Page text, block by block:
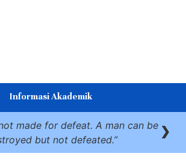
Informasi Akademik
made for defeat. A man can be
but not defeated.
❯